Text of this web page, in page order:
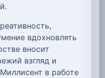
вдохновлять
вносит
взгляд и
в работе